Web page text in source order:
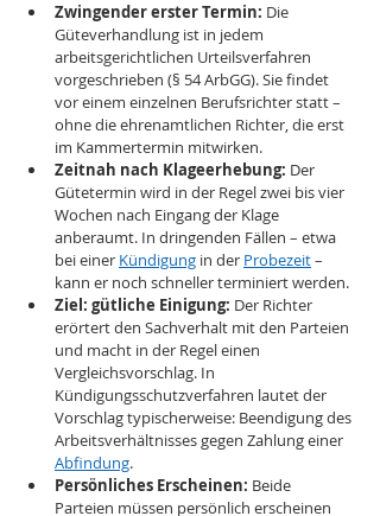
Zwingender erster Termin: Die
Güteverhandlung ist in jedem
arbeitsgerichtlichen Urteilsverfahren
vorgeschrieben (§ 54 ArbGG). Sie findet
vor einem einzelnen Berufsrichter statt –
ohne die ehrenamtlichen Richter, die erst
im Kammertermin mitwirken.
Zeitnah nach Klageerhebung: Der
Gütetermin wird in der Regel zwei bis vier
Wochen nach Eingang der Klage
anberaumt. In dringenden Fällen – etwa
bei einer Kündigung in der Probezeit –
kann er noch schneller terminiert werden.
Ziel: gütliche Einigung: Der Richter
erörtert den Sachverhalt mit den Parteien
und macht in der Regel einen
Vergleichsvorschlag. In
Kündigungsschutzverfahren lautet der
Vorschlag typischerweise: Beendigung des
Arbeitsverhältnisses gegen Zahlung einer
Abfindung.
Persönliches Erscheinen: Beide
Parteien müssen persönlich erscheinen